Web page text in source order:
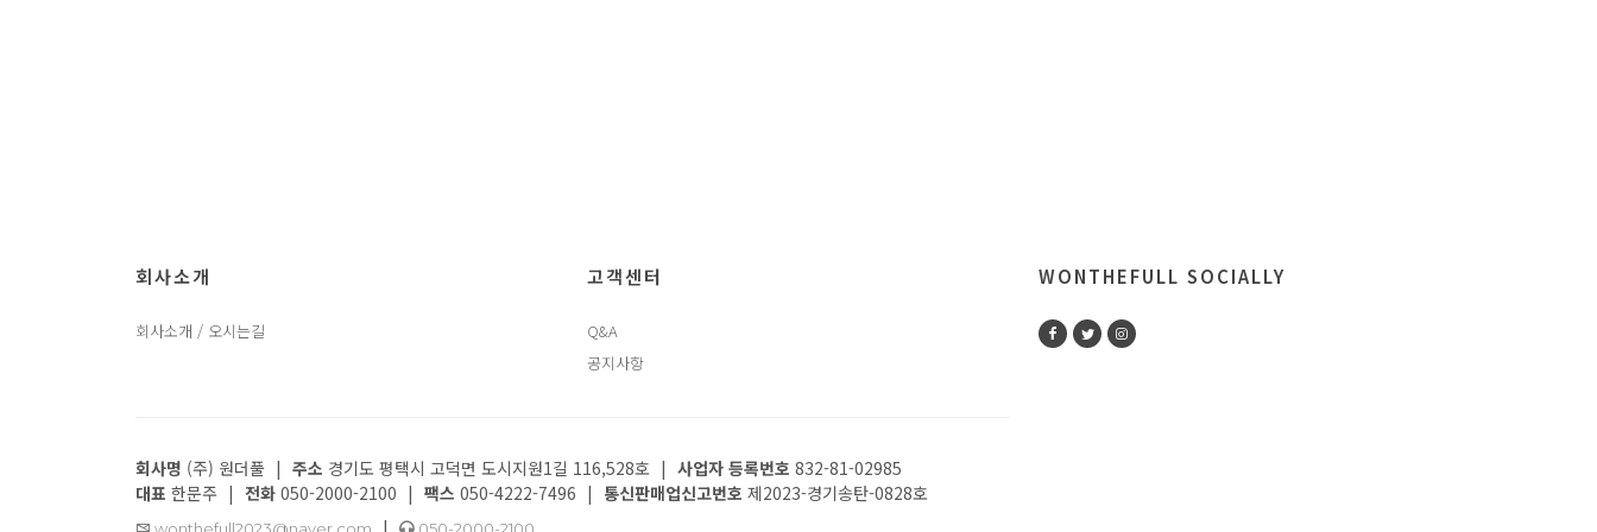
회사소개
회사소개 / 오시는길
고객센터
Q&A
공지사항
회사명 (주) 원더풀 | 주소 경기도 평택시 고덕면 도시지원1길 116,528호 | 사업자 등록번호 832-81-02985
대표 한문주 | 전화 050-2000-2100 | 팩스 050-4222-7496 | 통신판매업신고번호 제2023-경기송탄-0828호
|
WONTHEFULL SOCIALLY